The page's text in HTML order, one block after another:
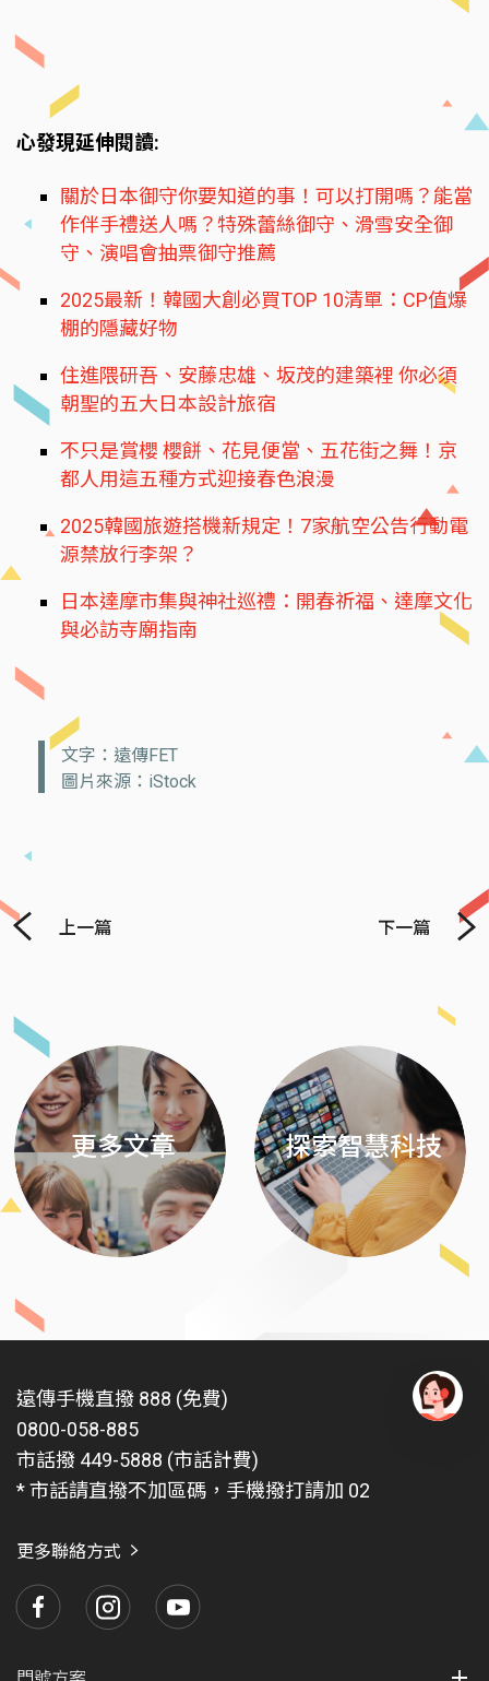
心發現延伸閱讀:
關於日本御守你要知道的事！可以打開嗎？能當
作伴手禮送人嗎？特殊蕾絲御守、滑雪安全御
守、演唱會抽票御守推薦
2025最新！韓國大創必買TOP 10清單：CP值爆
棚的隱藏好物
住進隈研吾、安藤忠雄、坂茂的建築裡 你必須
朝聖的五大日本設計旅宿
不只是賞櫻 櫻餅、花見便當、五花街之舞！京
都人用這五種方式迎接春色浪漫
2025韓國旅遊搭機新規定！7家航空公告行動電
源禁放行李架？
日本達摩市集與神社巡禮：開春祈福、達摩文化
與必訪寺廟指南
文字：遠傳FET
圖片來源：iStock
上一篇 下一篇
更多文章 探索智慧科技
遠傳手機直撥 888 (免費)
0800-058-885
市話撥 449-5888 (市話計費)
* 市話請直撥不加區碼，手機撥打請加 02
更多聯絡方式